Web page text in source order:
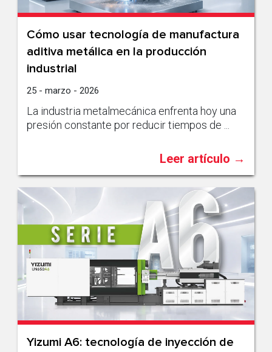
Cómo usar tecnología de manufactura
aditiva metálica en la producción
industrial
25 - marzo - 2026
La industria metalmecánica enfrenta hoy una
presión constante por reducir tiempos de ...
Leer artículo →
Yizumi A6: tecnología de inyección de